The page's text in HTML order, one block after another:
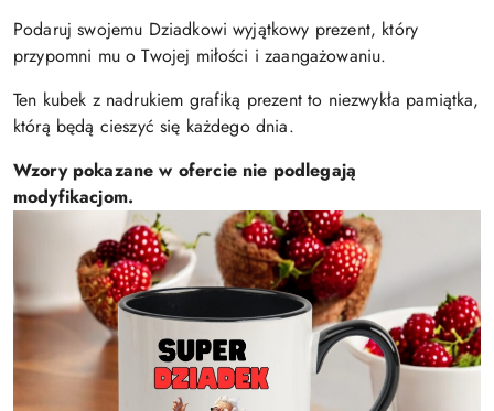
Podaruj swojemu Dziadkowi wyjątkowy prezent, który
przypomni mu o Twojej miłości i zaangażowaniu.
Ten kubek z nadrukiem grafiką prezent to niezwykła pamiątka,
którą będą cieszyć się każdego dnia.
Wzory pokazane w ofercie nie podlegają
modyfikacjom.